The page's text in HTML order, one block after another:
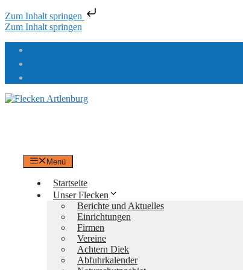
Zum Inhalt springen
Zum Inhalt springen
Menü
Startseite
Unser Flecken
Berichte und Aktuelles
Einrichtungen
Firmen
Vereine
Achtern Diek
Abfuhrkalender